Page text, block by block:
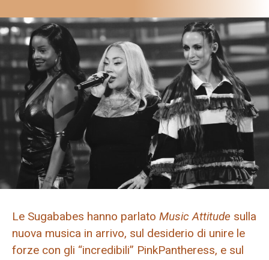
Le Sugababes hanno parlato Music Attitude sulla
nuova musica in arrivo, sul desiderio di unire le
forze con gli “incredibili” PinkPantheress, e sul